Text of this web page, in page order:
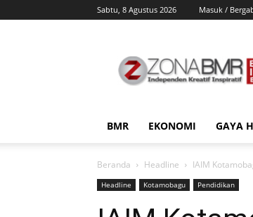
Sabtu, 8 Agustus 2026 Masuk /
BMR EKONOMI GAYA
Beranda Headline IAIM
Headline Kotamobagu Pendidikan